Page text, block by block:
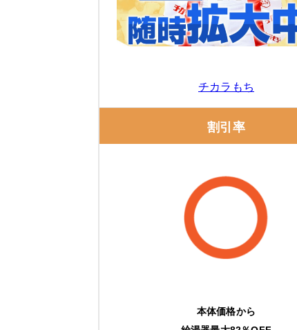
チカラもち
割引率
本体価格から